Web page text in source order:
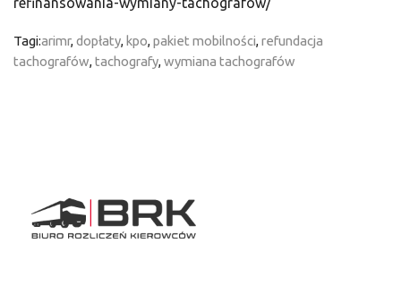
Tagi:arimr,dopłaty, kpo,pakiet mobilności,refundacja
tachografów,tachografy,wymiana tachografów